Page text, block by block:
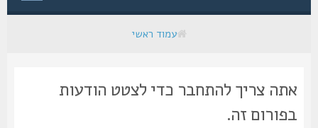
עמוד ראשי
אתה צריך להתחבר כדי לצטט הודעות
בפורום זה.